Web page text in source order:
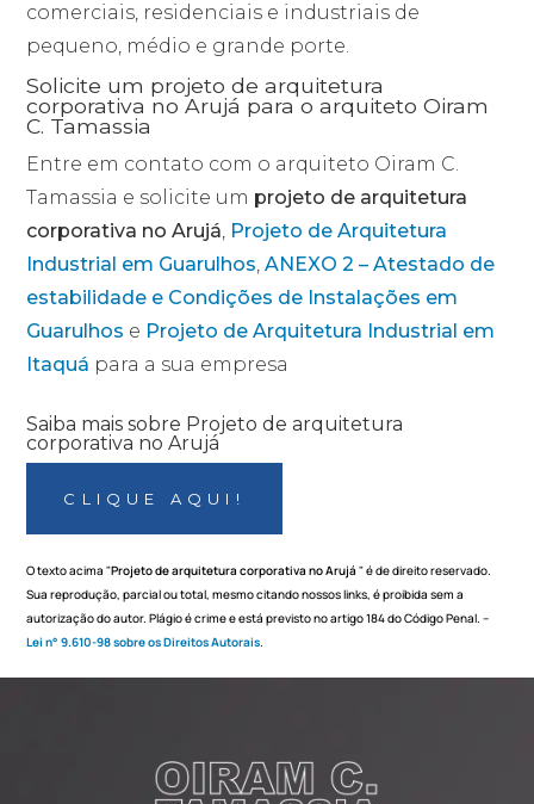
comerciais, residenciais e industriais de
pequeno, médio e grande porte.
Solicite um projeto de arquitetura
corporativa no Arujá para o arquiteto Oiram
C. Tamassia
Entre em contato com o arquiteto Oiram C.
Tamassia e solicite um projeto de arquitetura
corporativa no Arujá, Projeto de Arquitetura
Industrial em Guarulhos,ANEXO 2 – Atestado de
estabilidade e Condições de Instalações em
Guarulhos e Projeto de Arquitetura Industrial em
Itaquá para a sua empresa
Saiba mais sobre Projeto de arquitetura
corporativa no Arujá
CLIQUE AQUI!
O texto acima "Projeto de arquitetura corporativa no Arujá" é de direito reservado.
Sua reprodução, parcial ou total, mesmo citando nossos links, é proibida sem a
autorização do autor. Plágio é crime e está previsto no artigo 184 do Código Penal. –
Lei n° 9.610-98 sobre os Direitos Autorais.